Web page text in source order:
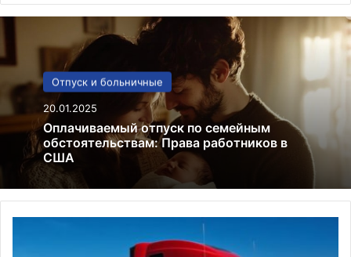
Отпуск и больничные
20.01.2025
Оплачиваемый отпуск по семейным
обстоятельствам: Права работников в
США